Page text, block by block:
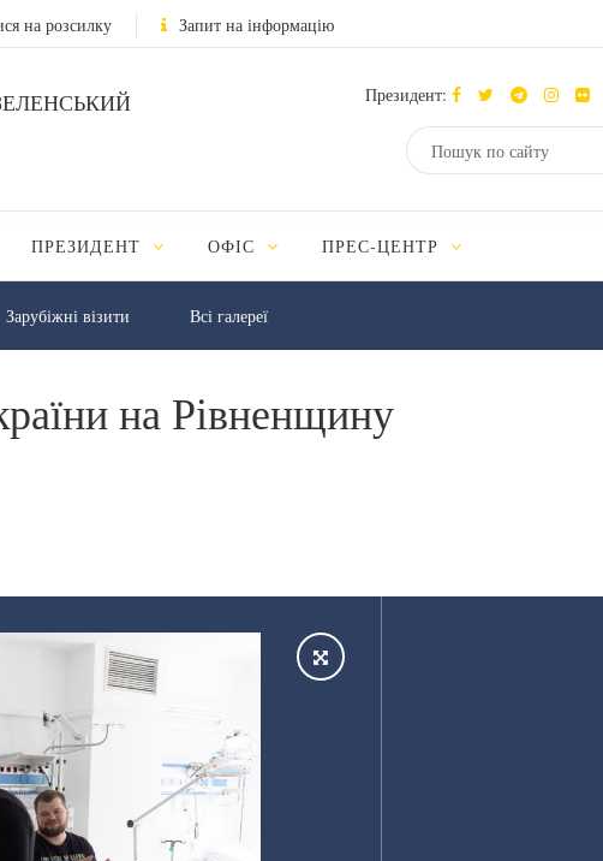
на розсилку Запит на інформацію
Президент:
ПРЕЗИДЕНТ ОФІС ПРЕС-ЦЕНТР
Зарубіжні візити Всі галереї
на Рівненщину